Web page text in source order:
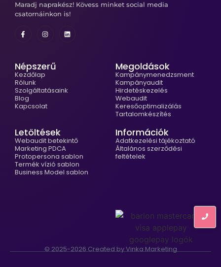
Maradj naprakész! Kövess minket social media
csatornáinkon is!
Népszerű
Kezdőlap
Rólunk
Szolgáltatásaink
Blog
Kapcsolat
Megoldások
Kampánymenedzsment
Kampányaudit
Hirdetéskezelés
Webaudit
Keresőoptimalizálás
Tartalomkészítés
Letöltések
Webaudit betekintő
Marketing PDCA
Protopersona sablon
Termék vízió sablon
Business Model sablon
Információk
Adatkezelési tájékoztató
Általános szerződési
feltételek
© 2025-2026 Created by Vinka Marketing